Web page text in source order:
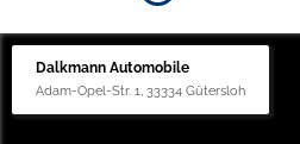
Dalkmann Automobile
Adam-Opel-Str. 1, 33334 Gütersloh